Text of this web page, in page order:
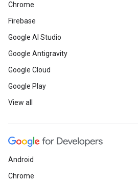
Chrome
Firebase
Google AI Studio
Google Antigravity
Google Cloud
Google Play
View all
Android
Chrome